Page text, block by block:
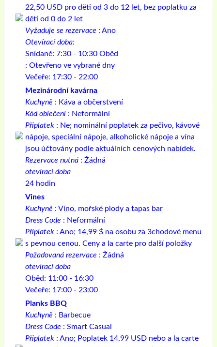
22,50 USD pro děti od 3 do 12 let, bez poplatku za
děti od 0 do 2 let
Vyžaduje se rezervace : Ano
Otevírací doba:
Snídaně: 7:30 - 10:30 Oběd
: Otevřeno ve vybrané dny
Večeře: 17:30 - 22:00
Mezinárodní kavárna
Kuchyně : Káva a občerstvení
Kód oblečení: Neformální
Příplatek : Ne; nominální poplatek za pečivo, kávové
nápoje, speciální nápoje, alkoholické nápoje a vína
jsou účtovány podle aktuálních cenových nabídek.
Rezervace nutná : Žádná
otevírací doba
24 hodin
Vines
Kuchyně : Víno, mořské plody a tapas bar
Dress Code : Neformální
Příplatek : Ano; 14,99 $ na osobu za 3chodové menu
s pevnou cenou. Ceny a la carte pro další položky
Požadovaná rezervace : Žádná
otevírací doba
Oběd: 11:00 - 16:30
Večeře: 17:00 - 23:00
Planks BBQ
Kuchyně : Barbecue
Dress Code : Smart Casual
Příplatek : Ano; Poplatek 14,99 USD nebo a la carte